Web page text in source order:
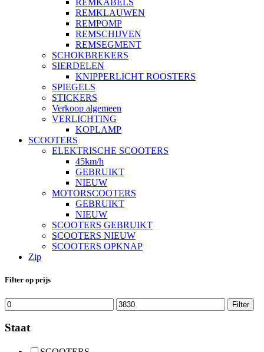
REMKABELS
REMKLAUWEN
REMPOMP
REMSCHIJVEN
REMSEGMENT
SCHOKBREKERS
SIERDELEN
KNIPPERLICHT ROOSTERS
SPIEGELS
STICKERS
Verkoop algemeen
VERLICHTING
KOPLAMP
SCOOTERS
ELEKTRISCHE SCOOTERS
45km/h
GEBRUIKT
NIEUW
MOTORSCOOTERS
GEBRUIKT
NIEUW
SCOOTERS GEBRUIKT
SCOOTERS NIEUW
SCOOTERS OPKNAP
Zip
Filter op prijs
Min.
prijs
Max.
prijs
Filter
Staat